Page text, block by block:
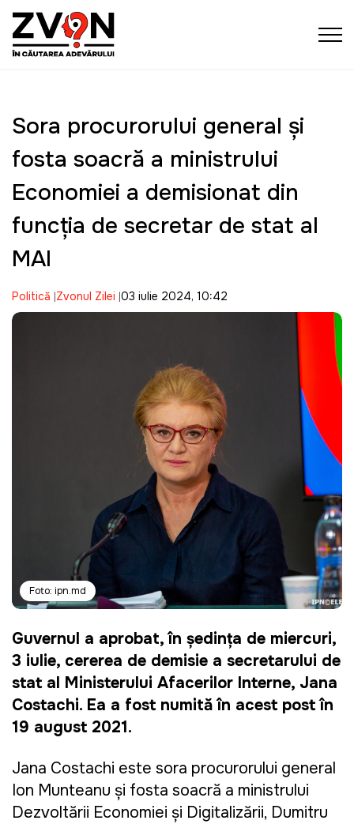
Sora procurorului general şi
fosta soacră a ministrului
Economiei a demisionat din
funcția de secretar de stat al
MAI
Politică Zvonul Zilei 03 iulie 2024, 10:42
Foto: ipn.md
Guvernul a aprobat, în ședința de miercuri,
3 iulie, cererea de demisie a secretarului de
stat al Ministerului Afacerilor Interne, Jana
Costachi. Ea a fost numită în acest post în
19 august 2021.
Jana Costachi este sora procurorului general
Ion Munteanu și fosta soacră a ministrului
Dezvoltării Economiei și Digitalizării, Dumitru